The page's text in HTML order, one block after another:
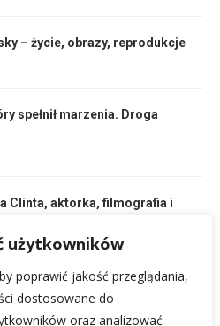
użytkowników
poprawić jakość przeglądania,
dostosowane do
oraz analizować
– życie, obrazy, reprodukcje
spełnił marzenia. Droga
Clinta, aktorka, filmografia i
Wpływ na epikureizm.